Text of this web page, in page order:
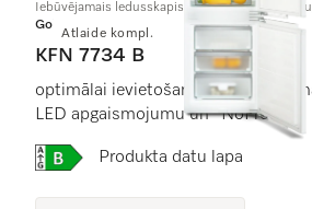
Atlaide kompl.
Iebūvējamais ledusskapis ar saldētavu, nišas
Gold
KFN 7734 B
optimālai ievietošanai, lietojot
LED apgaismojumu un “NoFrost”.
Online Label Flag,
Produkta datu lapa